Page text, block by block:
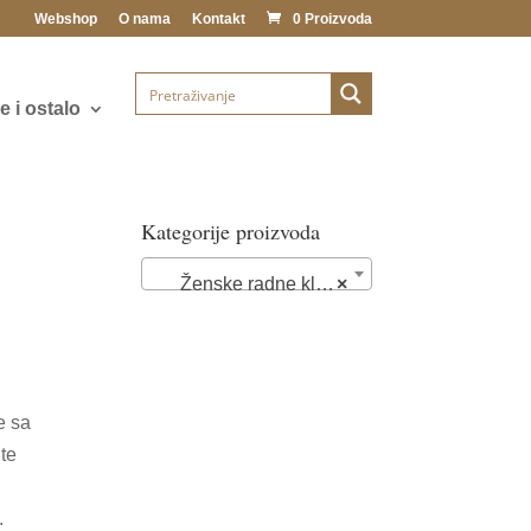
Webshop O nama Kontakt 0 Proizvoda
i ostalo
sa
Kategorije proizvoda
×
Ženske radne klompe i papuče (89)